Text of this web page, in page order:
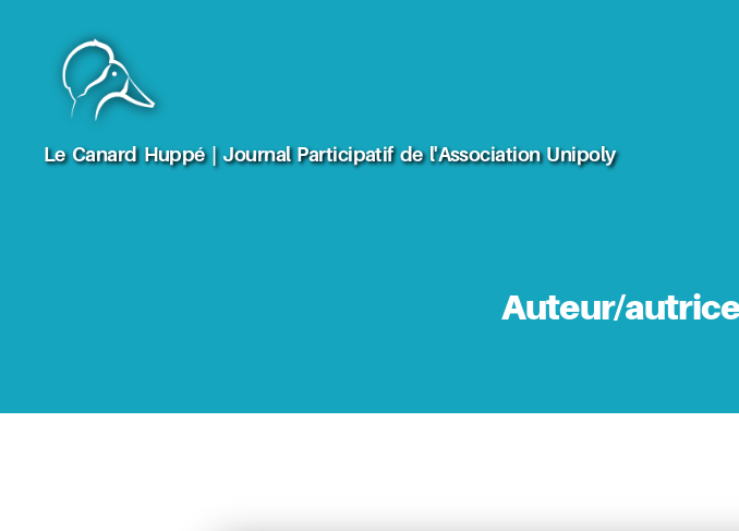
Canard
Le Canard Huppé | Journal Participatif de l'Association Unipoly
Auteur/